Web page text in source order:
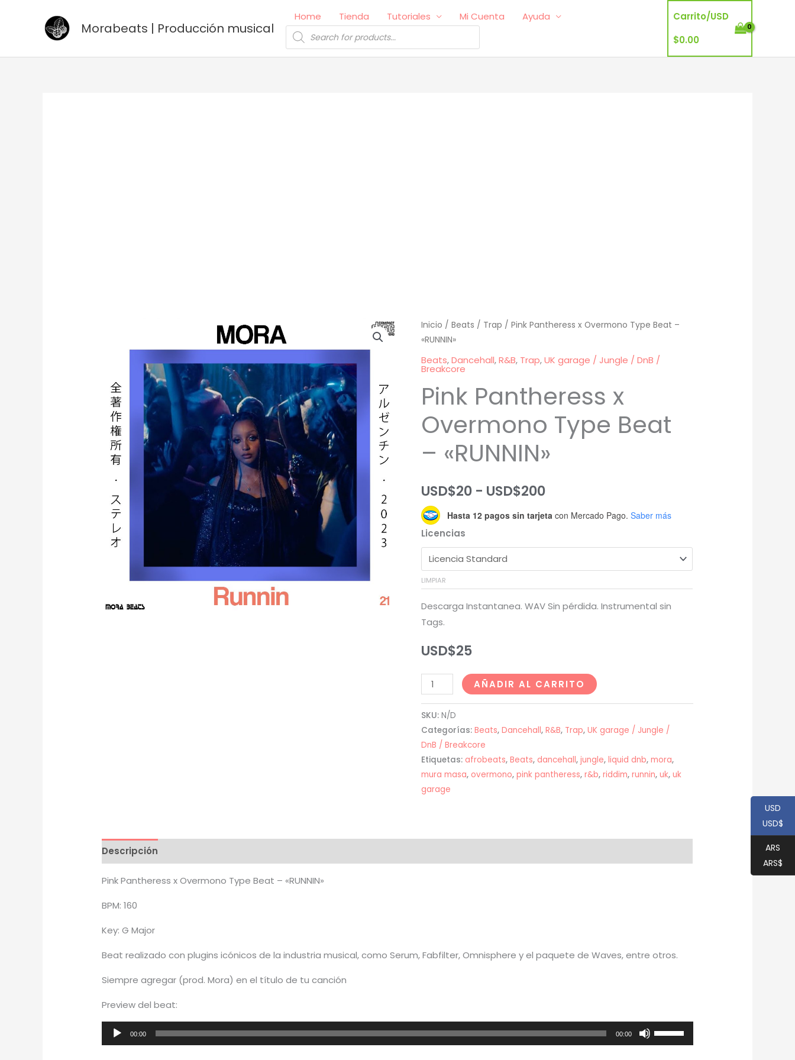
Morabeats | Producción musical
Home Tienda Tutoriales Mi Cuenta
Ayuda
Búsqueda
de
productos
Carrito/USD
$0.00
Inicio / Beats / Trap / Pink Pantheress x Overmono Type Beat –
«RUNNIN»
Beats,Dancehall,R&B, Trap,UK garage / Jungle / DnB /
Breakcore
Pink Pantheress x
Overmono Type Beat
– «RUNNIN»
USD$20 - USD$200Rango
de
USD$20
hasta
Hasta 12 pagos sin tarjeta con Mercado Pago. Saber más
Licencias
LIMPIAR
Descarga Instantanea. WAV Sin pérdida. Instrumental sin
Tags.
USD$25
Pink
Pantheress
x
Overmono
Type
Beat
-
"RUNNIN"
AÑADIR AL CARRITO
SKU: N/D
Categorías: Beats, Dancehall, R&B, Trap, UK garage / Jungle /
DnB / Breakcore
Etiquetas: afrobeats, Beats, dancehall, jungle, liquid dnb, mora,
mura masa, overmono, pink pantheress, r&b, riddim, runnin, uk, uk
garage
Descripción
Pink Pantheress x Overmono Type Beat – «RUNNIN»
BPM: 160
Key: G Major
Beat realizado con plugins icónicos de la industria musical, como Serum, Fabfilter, Omnisphere y el paquete de Waves, entre otros.
Siempre agregar (prod. Mora) en el título de tu canción
Preview del beat:
Reproductor
de
00:00 00:00
Utiliza
las
USD
USD$
ARS
ARS$